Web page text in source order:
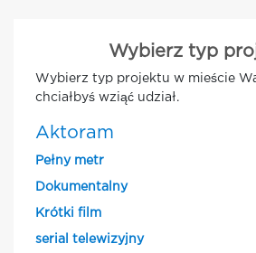
Wybierz typ
Wybierz typ projektu w mieście
chciałbyś wziąć udział.
Aktoram
Pełny metr
Dokumentalny
Krótki film
serial telewizyjny